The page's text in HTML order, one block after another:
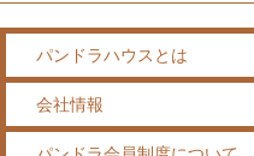
パンドラハウスとは
会社情報